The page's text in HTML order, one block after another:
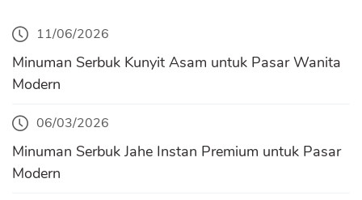
11/06/2026
Minuman Serbuk Kunyit Asam untuk Pasar Wanita
Modern
06/03/2026
Minuman Serbuk Jahe Instan Premium untuk Pasar
Modern